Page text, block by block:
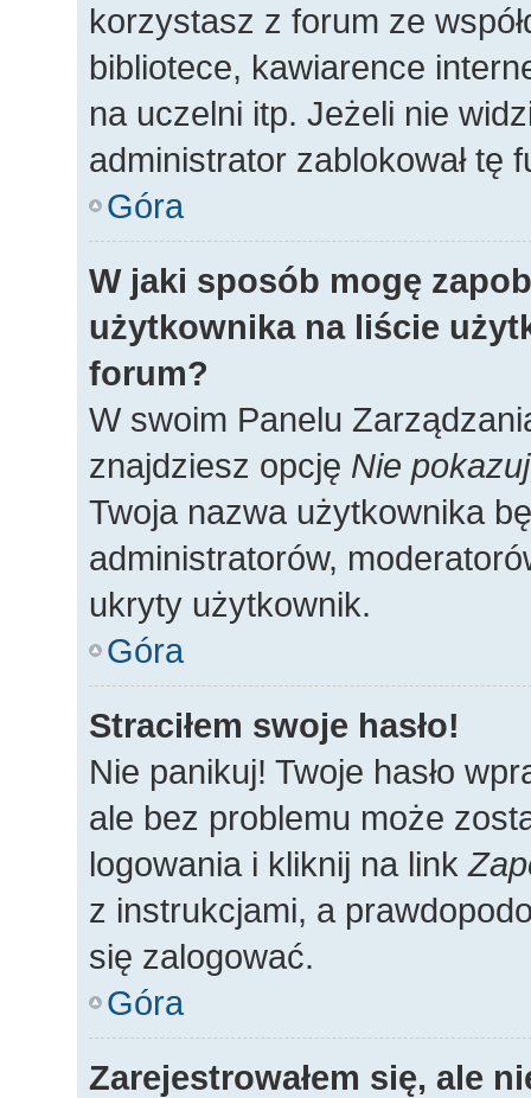
korzystasz z forum ze
bibliotece, kawiarence
na uczelni itp. Jeżeli nie
administrator zablokował tę
Góra
W jaki sposób mogę
użytkownika na liście
forum?
W swoim Panelu
znajdziesz opcję Nie
Twoja nazwa użytkownika
administratorów,
ukryty użytkownik.
Góra
Straciłem swoje hasło!
Nie panikuj! Twoje hasło
ale bez problemu może
logowania i kliknij na link
z instrukcjami, a
się zalogować.
Góra
Zarejestrowałem się, ale